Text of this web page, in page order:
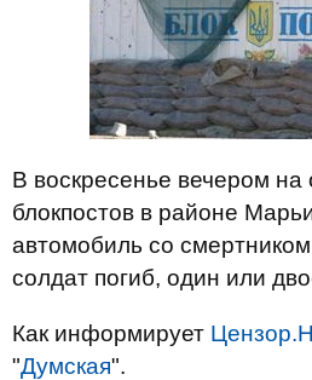
В воскресенье вечером на
блокпостов в районе
автомобиль со
солдат погиб, один или
Как информирует
"Думская".